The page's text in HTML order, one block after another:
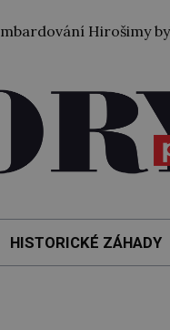
Hirošimy byla
HISTORICKÉ ZÁHADY